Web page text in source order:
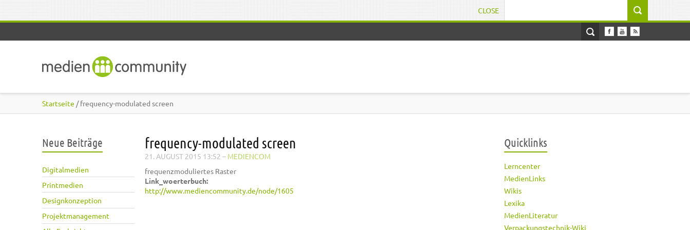
CLOSE
Startseite / frequency-modulated screen
Neue Beiträge
Digitalmedien
Printmedien
Designkonzeption
Projektmanagement
frequency-modulated screen
21. AUGUST 2015 13:52 – MEDIENCOM
frequenzmoduliertes Raster
Link_woerterbuch:
http://www.mediencommunity.de/node/1605
Quicklinks
Lerncenter
MedienLinks
Wikis
Lexika
MedienLiteratur
Verpackungstechnik-Wiki